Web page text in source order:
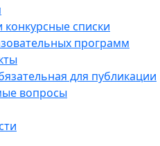
списки
программ
для публикации
вопросы